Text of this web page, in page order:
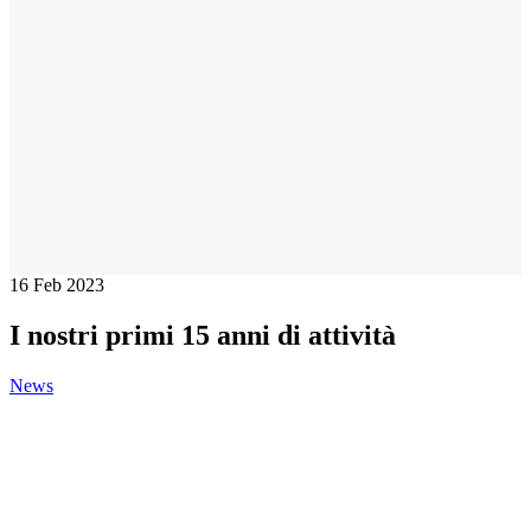
16 Feb 2023
I nostri primi 15 anni di attività
News